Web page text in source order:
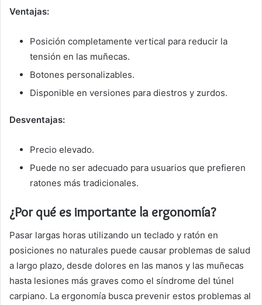
Ventajas:
Posición completamente vertical para reducir la
tensión en las muñecas.
Botones personalizables.
Disponible en versiones para diestros y zurdos.
Desventajas:
Precio elevado.
Puede no ser adecuado para usuarios que prefieren
ratones más tradicionales.
¿Por qué es importante la ergonomía?
Pasar largas horas utilizando un teclado y ratón en
posiciones no naturales puede causar problemas de salud
a largo plazo, desde dolores en las manos y las muñecas
hasta lesiones más graves como el síndrome del túnel
carpiano. La ergonomía busca prevenir estos problemas al